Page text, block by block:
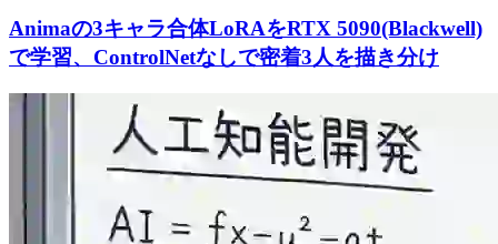
Animaの3キャラ合体LoRAをRTX 5090(Blackwell)
で学習、ControlNetなしで密着3人を描き分け